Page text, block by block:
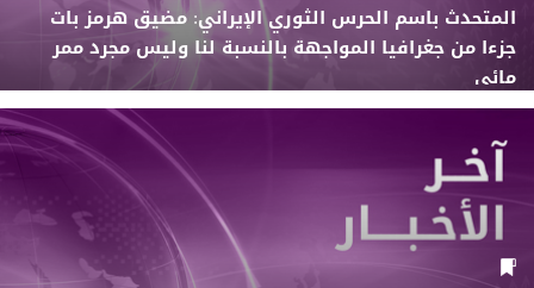
المتحدث باسم الحرس الثوري الإيراني: مضيق هرمز بات
جزءا من جغرافيا المواجهة بالنسبة لنا وليس مجرد ممر
مائي